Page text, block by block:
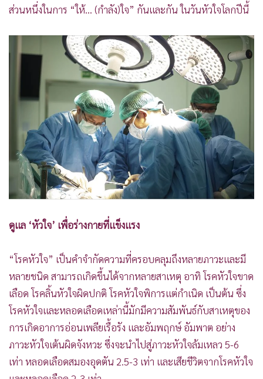
• ญี่ปุ่น
Gotomanager
ส่วนหนึ่งในการ “ให้… (กำลัง)ใจ” กันและกัน ในวันหัวใจโลกปีนี้
ดูแล ‘หัวใจ’ เพื่อร่างกายที่แข็งแรง
“โรคหัวใจ” เป็นคำจำกัดความที่ครอบคลุมถึงหลายภาวะและมี
หลายชนิด สามารถเกิดขึ้นได้จากหลายสาเหตุ อาทิ โรคหัวใจขาด
เลือด โรคลิ้นหัวใจผิดปกติ โรคหัวใจพิการแต่กำเนิด เป็นต้น ซึ่ง
โรคหัวใจและหลอดเลือดเหล่านี้มักมีความสัมพันธ์กับสาเหตุของ
การเกิดอาการอ่อนเพลียเรื้อรัง และอัมพฤกษ์ อัมพาต อย่าง
ภาวะหัวใจเต้นผิดจังหวะ ซึ่งจะนำไปสู่ภาวะหัวใจล้มเหลว 5-6
เท่า หลอดเลือดสมองอุดตัน 2.5-3 เท่า และเสียชีวิตจากโรคหัวใจ